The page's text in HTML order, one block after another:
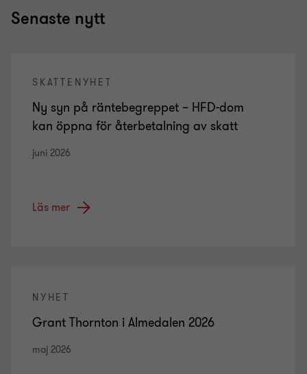
Senaste nytt
SKATTENYHET
Ny syn på räntebegreppet – HFD-dom
kan öppna för återbetalning av skatt
juni 2026
Läs mer
NYHET
Grant Thornton i Almedalen 2026
maj 2026